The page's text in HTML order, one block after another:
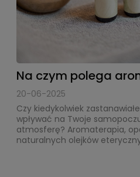
Na czym polega
20-06-2025
Czy kiedykolwiek
wpływać na Twoje
atmosferę? Aromaterapia,
naturalnych olejków